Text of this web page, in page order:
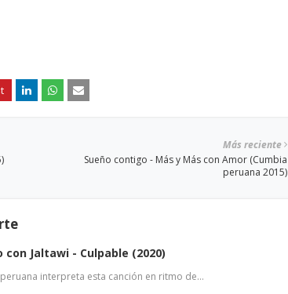
Más reciente
Sueño contigo - Más y Más con Amor (Cumbia
peruana 2015)
Jaltawi - Culpable (2020)
peruana interpreta esta canción en ritmo de…